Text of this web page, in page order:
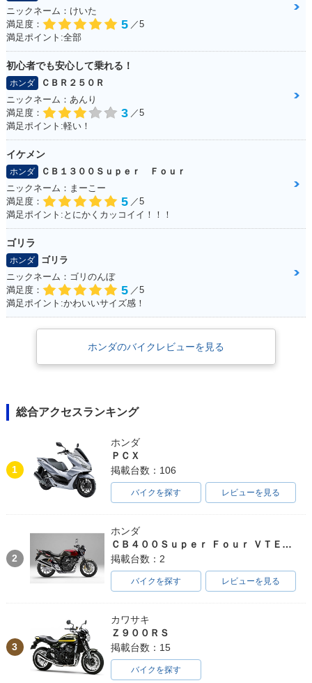
ニックネーム：けいた
満足度：
5 ／5
満足ポイント:全部
初心者でも安心して乗れる！
ホンダ
ＣＢＲ２５０Ｒ
ニックネーム：あんり
満足度：
3 ／5
満足ポイント:軽い！
イケメン
ホンダ
ＣＢ１３００Ｓｕｐｅｒ Ｆｏｕｒ
ニックネーム：まーこー
満足度：
5 ／5
満足ポイント:とにかくカッコイイ！！！
ゴリラ
ホンダ
ゴリラ
ニックネーム：ゴリのんぼ
満足度：
5 ／5
満足ポイント:かわいいサイズ感！
ホンダのバイクレビューを見る
総合アクセスランキング
1
ホンダ
ＰＣＸ
掲載台数：106
バイクを探す レビューを見る
2
ホンダ
ＣＢ４００Ｓｕｐｅｒ Ｆｏｕｒ ＶＴＥＣ ＳＰＥＣ３
掲載台数：2
バイクを探す レビューを見る
3
カワサキ
Ｚ９００ＲＳ
掲載台数：15
バイクを探す